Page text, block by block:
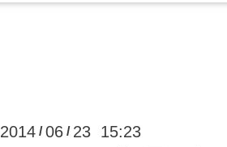
2014 /06 / 23 15:23